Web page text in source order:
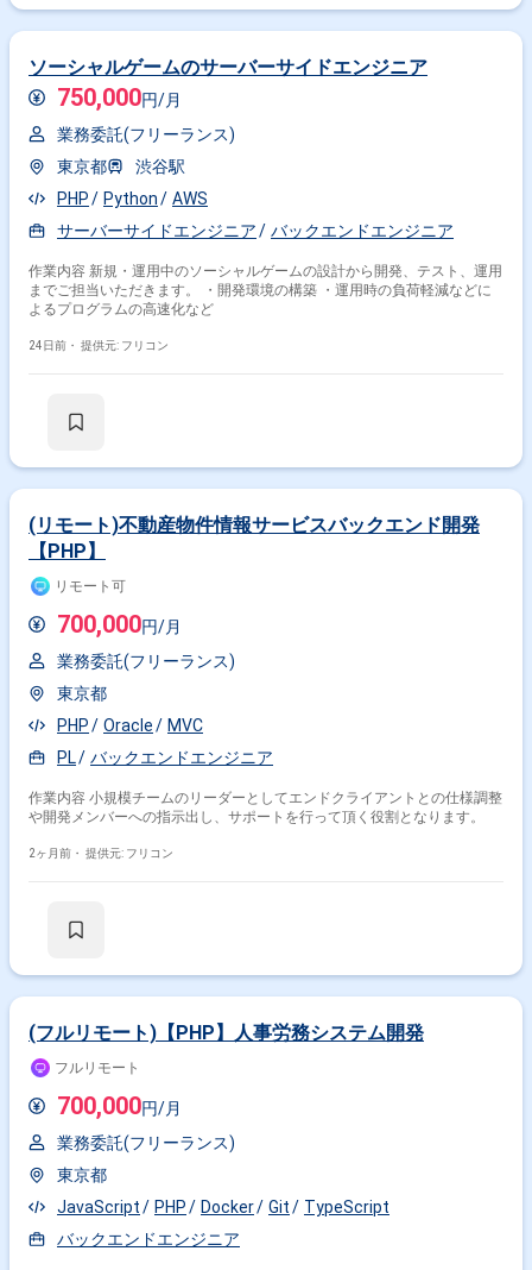
ソーシャルゲームのサーバーサイドエンジニア
750,000円/月
業務委託(フリーランス)
東京都
渋谷駅
PHP
Python
AWS
サーバーサイドエンジニア
バックエンドエンジニア
作業内容 新規・運用中のソーシャルゲームの設計から開発、テスト、運用
までご担当いただきます。 ・開発環境の構築 ・運用時の負荷軽減などに
よるプログラムの高速化など
24日前・ 提供元: フリコン
(リモート)不動産物件情報サービスバックエンド開発
【PHP】
リモート可
700,000円/月
業務委託(フリーランス)
東京都
PHP
Oracle
MVC
PL
バックエンドエンジニア
作業内容 小規模チームのリーダーとしてエンドクライアントとの仕様調整
や開発メンバーへの指示出し、サポートを行って頂く役割となります。
2ヶ月前・ 提供元: フリコン
(フルリモート)【PHP】人事労務システム開発
フルリモート
700,000円/月
業務委託(フリーランス)
東京都
JavaScript
PHP Docker Git
TypeScript
バックエンドエンジニア